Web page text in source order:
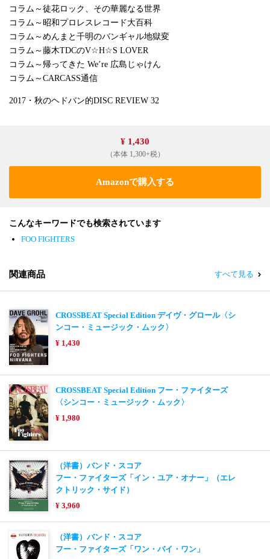
コラム～徒花ロック、その華麗なる世界
コラム～昭和プロレスレコード大百科
コラム～めんまと千明のバンギャル地獄変
コラム～藤木TDCのV☆H☆S LOVER
コラム～帰ってきた We’re 広島じゃけん
コラム～CARCASS通信
2017・秋のヘドバン的DISC REVIEW 32
¥ 1,430
（本体 1,300+税）
Amazonで購入する
こんなキーワードでも検索されています
FOO FIGHTERS
関連商品 すべて見る
CROSSBEAT Special Edition デイヴ・グロール〈シ
ンコー・ミュージック・ムック〉
¥ 1,430
CROSSBEAT Special Edition フー・ファイターズ
〈シンコー・ミュージック・ムック〉
¥ 1,980
（洋書）バンド・スコア
フー・ファイターズ「イン・ユア・オナー」（エレ
クトリック・サイド）
¥ 3,960
（洋書）バンド・スコア
フー・ファイターズ「ワン・バイ・ワン」